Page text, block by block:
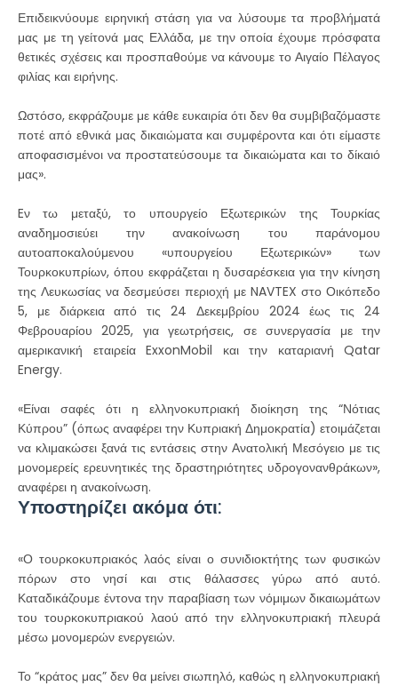
Επιδεικνύουμε ειρηνική στάση για να λύσουμε τα προβλήματά
μας με τη γείτονά μας Ελλάδα, με την οποία έχουμε πρόσφατα
θετικές σχέσεις και προσπαθούμε να κάνουμε το Αιγαίο Πέλαγος
φιλίας και ειρήνης.
Ωστόσο, εκφράζουμε με κάθε ευκαιρία ότι δεν θα συμβιβαζόμαστε
ποτέ από εθνικά μας δικαιώματα και συμφέροντα και ότι είμαστε
αποφασισμένοι να προστατεύσουμε τα δικαιώματα και το δίκαιό
μας».
Eν τω μεταξύ, το υπουργείο Εξωτερικών της Τουρκίας
αναδημοσιεύει την ανακοίνωση του παράνομου
αυτοαποκαλούμενου «υπουργείου Εξωτερικών» των
Τουρκοκυπρίων, όπου εκφράζεται η δυσαρέσκεια για την κίνηση
της Λευκωσίας να δεσμεύσει περιοχή με NAVTEX στο Οικόπεδο
5, με διάρκεια από τις 24 Δεκεμβρίου 2024 έως τις 24
Φεβρουαρίου 2025, για γεωτρήσεις, σε συνεργασία με την
αμερικανική εταιρεία ExxonMobil και την καταριανή Qatar
Energy.
«Είναι σαφές ότι η ελληνοκυπριακή διοίκηση της “Νότιας
Κύπρου” (όπως αναφέρει την Κυπριακή Δημοκρατία) ετοιμάζεται
να κλιμακώσει ξανά τις εντάσεις στην Ανατολική Μεσόγειο με τις
μονομερείς ερευνητικές της δραστηριότητες υδρογονανθράκων»,
αναφέρει η ανακοίνωση.
Υποστηρίζει ακόμα ότι:
«Ο τουρκοκυπριακός λαός είναι ο συνιδιοκτήτης των φυσικών
πόρων στο νησί και στις θάλασσες γύρω από αυτό.
Καταδικάζουμε έντονα την παραβίαση των νόμιμων δικαιωμάτων
του τουρκοκυπριακού λαού από την ελληνοκυπριακή πλευρά
μέσω μονομερών ενεργειών.
Το “κράτος μας” δεν θα μείνει σιωπηλό, καθώς η ελληνοκυπριακή